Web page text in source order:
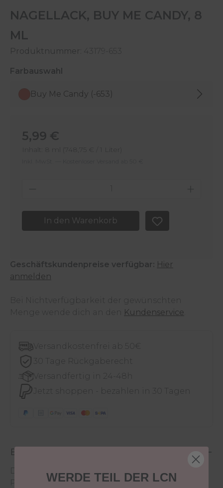
NAGELLACK, BUY ME CANDY, 8
ML
Produktnummer: 43179-653
Farbauswahl
Buy Me Candy (-653)
Regulärer Preis:
5,99 €
Inhalt: 8 ml (748,75 € / 1 Liter)
Produkt Anzahl: Gib den
In den Warenkorb
Geschäftskundenpreise verfügbar: Hier
anmelden
Bei Nichtverfügbarkeit der gewünschten
Menge wende dich an den
Kundenservice
Versandkostenfrei ab 50€
30 Tage Rückgaberecht
Versandfertig in 24-48h
Jetzt shoppen - bezahlen in 30 Tagen
Beschreibung
Polish sorgt fürbrillante Farbergebnisse mit
WERDE TEIL DER LCN